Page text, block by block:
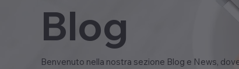
Blog
Benvenuto nella nostra sezione Blog e News,